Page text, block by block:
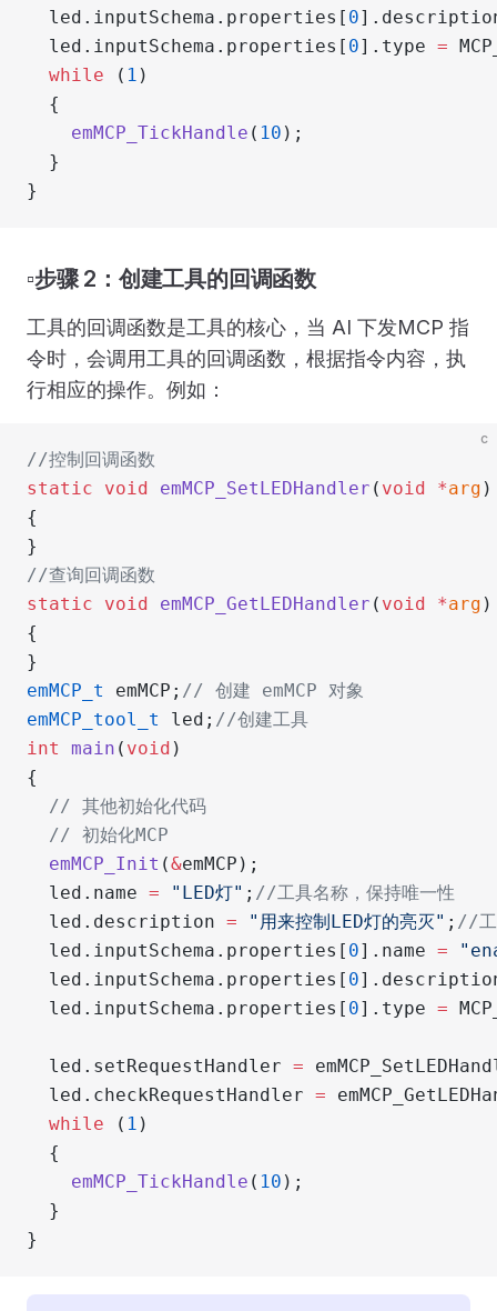
  led.inputSchema.properties[
0
  led.inputSchema.properties[
0].type =
  while
( 1 )
  {
    emMCP_TickHandle
( 10 );
  }
}
▫️步骤 2：创建工具的回调函数
工具的回调函数是工具的核心，当 AI 下发MCP 指
令时，会调用工具的回调函数，根据指令内容，执
行相应的操作。例如：
c
//控制回调函数
static void emMCP_SetLEDHandler ( void *arg )
{
}
//查询回调函数
static void emMCP_GetLEDHandler ( void *arg )
{
}
emMCP_t
emMCP; // 创建 emMCP 对象
emMCP_tool_t
led; //创建工具
int
main ( void )
{
  // 其他初始化代码
  // 初始化MCP
  emMCP_Init
(&emMCP);
  led.name
= "LED灯" ; //工具名称，保持唯一性
  led.description
= "用来控制LED灯的亮灭" ; //工
  led.inputSchema.properties[
0].name =
  led.inputSchema.properties[
0
  led.inputSchema.properties[
0].type =
  led.setRequestHandler
=
  led.checkRequestHandler
=
  while
( 1 )
  {
    emMCP_TickHandle
( 10 );
  }
}